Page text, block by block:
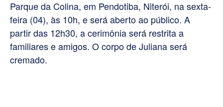
Parque da Colina, em Pendotiba, Niterói, na sexta-
feira (04), às 10h, e será aberto ao público. A
partir das 12h30, a cerimônia será restrita a
familiares e amigos. O corpo de Juliana será
cremado.